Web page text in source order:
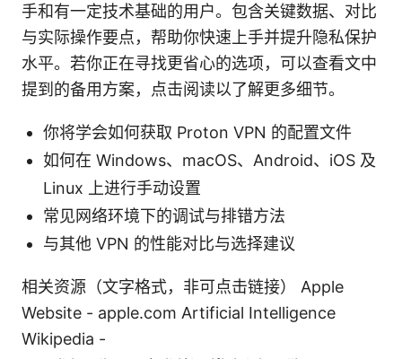
手和有一定技术基础的用户。包含关键数据、对比
与实际操作要点，帮助你快速上手并提升隐私保护
水平。若你正在寻找更省心的选项，可以查看文中
提到的备用方案，点击阅读以了解更多细节。
你将学会如何获取 Proton VPN 的配置文件
如何在 Windows、macOS、Android、iOS 及
Linux 上进行手动设置
常见网络环境下的调试与排错方法
与其他 VPN 的性能对比与选择建议
相关资源（文字格式，非可点击链接） Apple
Website - apple.com Artificial Intelligence
Wikipedia -